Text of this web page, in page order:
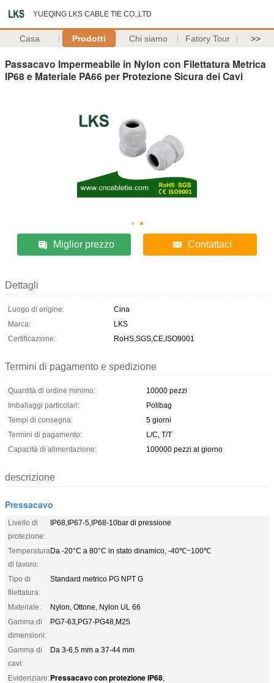
YUEQING LKS CABLE TIE CO.,LTD
Casa Prodotti Chi siamo Fatory Tour >>
Passacavo Impermeabile in Nylon con Filettatura Metrica
IP68 e Materiale PA66 per Protezione Sicura dei Cavi
Miglior prezzo Contattaci
Dettagli
Luogo di origine:
Cina
Marca:
LKS
Certificazione:
RoHS,SGS,CE,ISO9001
Termini di pagamento e spedizione
Quantità di ordine minimo:
10000 pezzi
Imballaggi particolari:
Polibag
Tempi di consegna:
5 giorni
Termini di pagamento:
L/C, T/T
Capacità di alimentazione:
100000 pezzi al giorno
descrizione
Pressacavo
Livello di
protezione:
IP68,IP67-5,IP68-10bar di pressione
Temperatura
di lavoro:
Da -20°C a 80°C in stato dinamico, -40℃~100℃
Tipo di
filettatura:
Standard metrico PG NPT G
Materiale:
Nylon, Ottone, Nylon UL 66
Gamma di
dimensioni:
PG7-63,PG7-PG48,M25
Gamma di
cavi:
Da 3-6,5 mm a 37-44 mm
Evidenziare:Pressacavo con protezione IP68,